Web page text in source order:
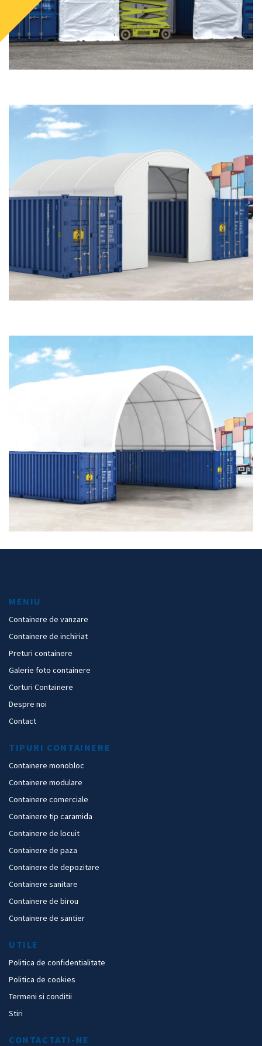
MENIU
Containere de vanzare
Containere de inchiriat
Preturi containere
Galerie foto containere
Corturi Containere
Despre noi
Contact
TIPURI CONTAINERE
Containere monobloc
Containere modulare
Containere comerciale
Containere tip caramida
Containere de locuit
Containere de paza
Containere de depozitare
Containere sanitare
Containere de birou
Containere de santier
UTILE
Politica de confidentialitate
Politica de cookies
Termeni si conditii
Stiri
CONTACTATI-NE